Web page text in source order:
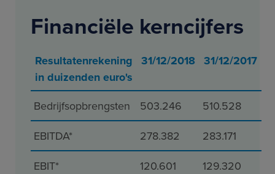
Financiële kerncijfers
Resultatenrekening
in duizenden euro's
31/12/2018 31/12/2017
Bedrijfsopbrengsten 503.246
510.528
EBITDA*
278.382
283.171
EBIT*
120.601
129.320